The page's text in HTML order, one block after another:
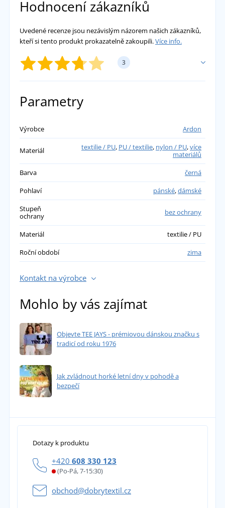
Hodnocení zákazníků
Uvedené recenze jsou nezávislým názorem našich zákazníků,
kteří si tento produkt prokazatelně zakoupili.Více info.
3
Miloš
Boty bohužel po dvou měsících nošení
praskly.
přidáno 18.01.2026
Parametry
Výrobce Ardon
Materiál textilie / PU, PU / textilie, nylon / PU,více
materiálů
Barva
černá
Pohlaví
pánské,dámské
Stupeň
ochrany
bez ochrany
Materiál
textilie / PU
Roční období
zima
Kontakt na výrobce
Mohlo by vás zajímat
Objevte TEE JAYS - prémiovou dánskou značku s
tradicí od roku 1976
Jak zvládnout horké letní dny v pohodě a
bezpečí
Dotazy k produktu
+420 608 330 123
(Po-Pá, 7-15:30)
obchod@dobrytextil.cz